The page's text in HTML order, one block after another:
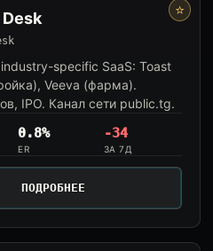
⭐
specific SaaS: Toast
Veeva (фарма).
IPO. Канал сети public.tg.
0.8%
ER
-34
ЗА 7Д
ПОДРОБНЕЕ